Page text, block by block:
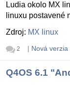
Ludia okolo MX
linuxu postavené
Zdroj: MX linux
2 | Nová verzia
Q4OS 6.1